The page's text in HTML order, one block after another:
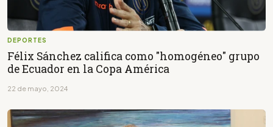
DEPORTES
Félix Sánchez califica como "homogéneo" grupo
de Ecuador en la Copa América
22 de mayo, 2024